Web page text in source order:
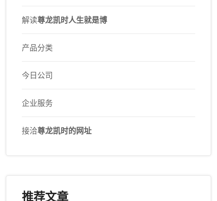
解读尊龙凯时人生就是博
产品分类
今日公司
企业服务
接洽尊龙凯时的网址
推荐文章